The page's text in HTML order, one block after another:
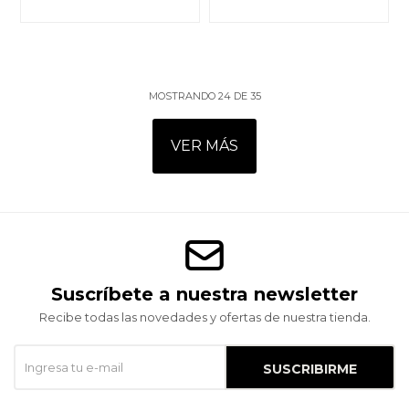
MOSTRANDO 24DE 35
VER MÁS
Suscríbete a nuestra newsletter
Recibe todas las novedades y ofertas de nuestra tienda.
SUSCRIBIRME